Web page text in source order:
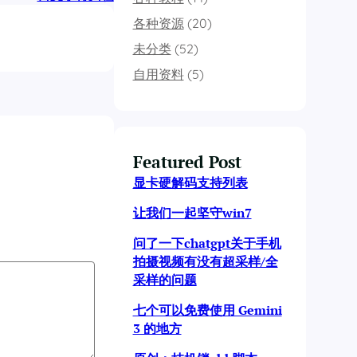
各种资源(20)
未分类(52)
自用资料(5)
Featured Post
显卡硬解码支持列表
让我们一起坚守win7
问了一下chatgpt关于手机
拍摄视频有没有超采样/全
采样的问题
七个可以免费使用 Gemini
3 的地方